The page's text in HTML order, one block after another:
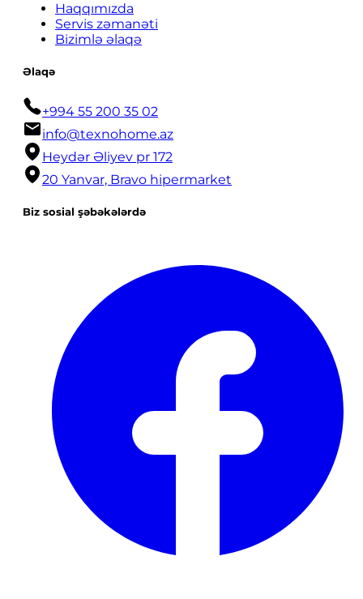
Haqqımızda
Servis zəmanəti
Bizimlə əlaqə
Əlaqə
+994 55 200 35 02
info@texnohome.az
Heydər Əliyev pr 172
20 Yanvar, Bravo hipermarket
Biz sosial şəbəkələrdə